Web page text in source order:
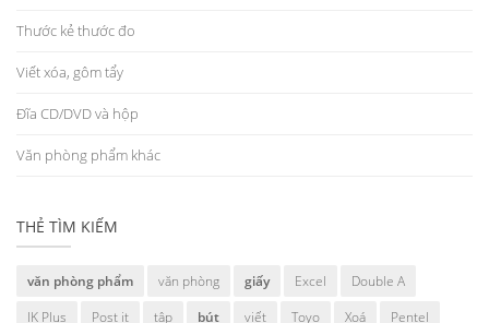
Thước kẻ thước đo
Viết xóa, gôm tẩy
Đĩa CD/DVD và hộp
Văn phòng phẩm khác
THẺ TÌM KIẾM
văn phòng phẩm văn phòng giấy Excel
Double A
IK Plus
Post it tập bút viết Toyo Xoá
Pentel